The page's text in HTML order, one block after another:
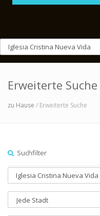
Erweiterte Suche
zu Hause / Erweiterte Suche
Suchfilter